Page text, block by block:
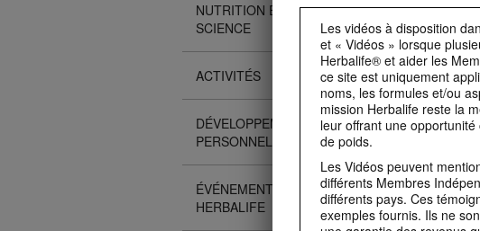
Les vidéos à disposition
et « Vidéos » lorsque
Herbalife® et aider les
ce site est uniquement
noms, les formules et/ou
mission Herbalife reste la
leur offrant une
de poids.
Les Vidéos peuvent
différents Membres
différents pays. Ces
exemples fournis. Ils ne
NUTRITION ET
SCIENCE
ACTIVITÉS
DÉVELOPPEMENT
PERSONNEL
ÉVÉNEMENTS
HERBALIFE
B0109
Faites tout
accomplissez
Microbiotic
Découvrez
complément
soutient.